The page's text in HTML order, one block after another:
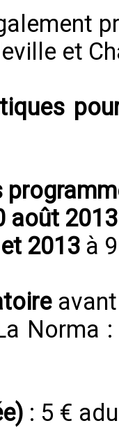
et
août 2013
2013 à
avant
Norma
: 5 €